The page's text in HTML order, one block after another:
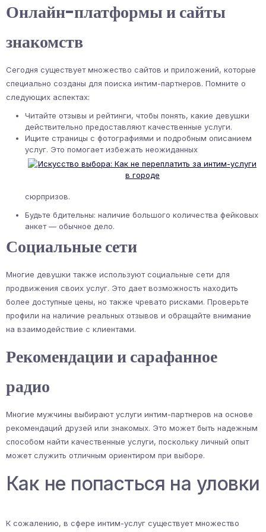
Онлайн-платформы и сайты
знакомств
Сегодня существует множество сайтов и приложений, которые
специально созданы для поиска интим-партнеров. Помните о
следующих аспектах:
Читайте отзывы и рейтинги, чтобы понять, какие девушки
действительно предоставляют качественные услуги.
Ищите страницы с фотографиями и подробным описанием
услуг. Это помогает избежать неожиданных
сюрпризов.
Будьте бдительны: наличие большого количества фейковых
анкет — обычное дело.
Социальные сети
Многие девушки также используют социальные сети для
продвижения своих услуг. Это дает возможность находить
более доступные цены, но также чревато рисками. Проверьте
профили на наличие реальных отзывов и обращайте внимание
на взаимодействие с клиентами.
Рекомендации и сарафанное
радио
Многие мужчины выбирают услуги интим-партнеров на основе
рекомендаций друзей или знакомых. Это может быть надежным
способом найти качественные услуги, поскольку личный опыт
может служить отличным ориентиром при выборе.
Как не попасться на уловки
К сожалению, в сфере интим-услуг существует множество